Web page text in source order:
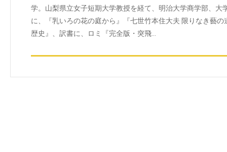
学。山梨県立女子短期大学教授を経て、明治大学商学部、大
に、『乳いろの花の庭から』『七世竹本住大夫 限りなき藝
歴史』、訳書に、ロミ『完全版・突飛…